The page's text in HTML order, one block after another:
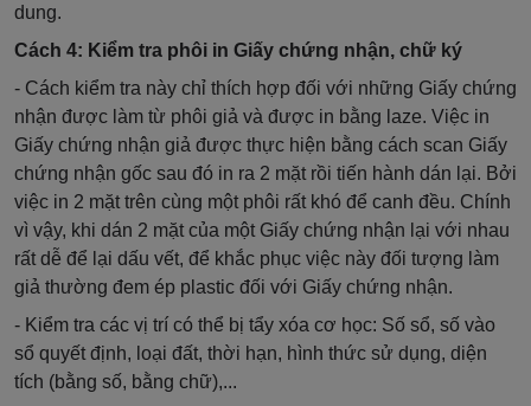
dung.
Cách 4: Kiểm tra phôi in Giấy chứng nhận, chữ ký
- Cách kiểm tra này chỉ thích hợp đối với những Giấy chứng
nhận được làm từ phôi giả và được in bằng laze. Việc in
Giấy chứng nhận giả được thực hiện bằng cách scan Giấy
chứng nhận gốc sau đó in ra 2 mặt rồi tiến hành dán lại. Bởi
việc in 2 mặt trên cùng một phôi rất khó để canh đều. Chính
vì vậy, khi dán 2 mặt của một Giấy chứng nhận lại với nhau
rất dễ để lại dấu vết, để khắc phục việc này đối tượng làm
giả thường đem ép plastic đối với Giấy chứng nhận.
- Kiểm tra các vị trí có thể bị tẩy xóa cơ học: Số sổ, số vào
sổ quyết định, loại đất, thời hạn, hình thức sử dụng, diện
tích (bằng số, bằng chữ),...